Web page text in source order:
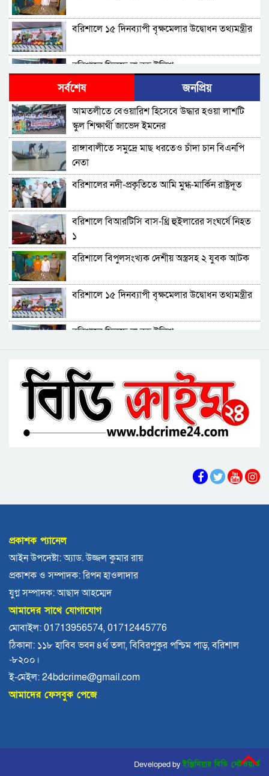
বরিশালে ১৫ দিনব্যাপী বৃক্ষমেলার উদ্বোধন তথ্যমন্ত্রীর
বরিশালে মিলছে না বড় ইলিশ
বিএনপি নেতাকর্মীদের ‘খাই খাই’ বন্ধের আহ্বান এমপি
জামালের
বরিশালে খাদ্যবান্ধব কর্মসূচির তালিকায় বিএনপি
নেতার স্ত্রীর নাম
বরিশালে পুকুরে ডুবে দেড় বছরের শিশুর মৃত্যু
বঙ্গোপসাগরের এক রূপচাঁদার দাম ৪ হাজার টাকায়
বরিশালে বাল্কহেডের ধাক্কায় সেতু ধস, চলাচল বন্ধ
বিএমপির ২২তম কমিশনার হিসেবে যোগ দিলেন আবু
রায়হান মুহম্মদ সালেহ
বরিশাল থেকে যেন কোনো রোগীকে ঢাকায় যেতে না
হাজার টাকা জরিমানা
সর্বশেষ জনপ্রিয়
আমতলীতে বেওয়ারিশ হিসেবে উদ্ধার হওয়া লাশটি
স্কুল শিক্ষার্থী জাভেদ ইমনের
রাঙ্গাবালীতে সমু‌দ্রে মাছ ধরতেও চাঁদা চান বিএনপি
নেতা
বরিশালের নদী-প্রকৃতিতে আমি মুগ্ধ-মার্কিন রাষ্ট্রদূত
বরিশালে বিআরটিসি বাস-থ্রি হুইলারের সংঘর্ষে নিহত
১
বরিশালে বিপুলসংখ্যক দেশীয় অস্ত্রসহ ২ যুবক আটক
বরিশালে ১৫ দিনব্যাপী বৃক্ষমেলার উদ্বোধন তথ্যমন্ত্রীর
বরিশালে মিলছে না বড় ইলিশ
বিএনপি নেতাকর্মীদের ‘খাই খাই’ বন্ধের আহ্বান এমপি
জামালের
বরিশালে খাদ্যবান্ধব কর্মসূচির তালিকায় বিএনপি
নেতার স্ত্রীর নাম
বঙ্গোপসাগরের এক রূপচাঁদার দাম ৪ হাজার টাকায়
বিএমপির ২২তম কমিশনার হিসেবে যোগ দিলেন আবু
রায়হান মুহম্মদ সালেহ
বরিশাল থেকে যেন কোনো রোগীকে ঢাকায় যেতে না
হয়: ড. জিয়াউদ্দিন
পটুয়াখালীতে কুকুরকে পিটিয়ে হত্যা, আসামীকে ২০
হাজার টাকা জরিমানা
প্রতিমন্ত্রী
ভোলায় পঞ্চম শ্রেণির ছাত্রীকে সংঘবদ্ধ ধর্ষণের
লোডশেডিংয়ে বিপর্যস্ত কুয়াকাটা, মুখ থুবড়ে পড়ছে
প্রকাশক প্যানেল
আইন উপদেষ্টা: অ্যাড. উজ্জল কুমার রায়
প্রকাশক ও সম্পাদক: রিপন হাওলাদার
যুগ্ন সম্পাদক: আছাদ আহম্মেদ
আমাদের সাথে যোগাযোগ
মোবাইল: 01713956574, 01712445776
ঠিকানা: ১১৮ হাবিব ভবন ৪র্থ তলা, বিবিরপুকুর পশ্চিম পাড়, বরিশাল
-৮২০০।
ই-মেইল: 24bdcrime@gmail.com
আমাদের ফেসবুক পেজে
Developed byইঞ্জিনিয়ার বিডি নেটওয়ার্ক